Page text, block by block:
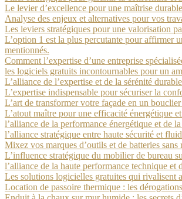
Le levier d’excellence pour une maîtrise
Analyse des enjeux et alternatives pour vos
Les leviers stratégiques pour une valorisation
L’option 1 est la plus percutante pour affirmer
mentionnés.
Comment l’expertise d’une entreprise
les logiciels gratuits incontournables pour un
L’alliance de l’expertise et de la sérénité durable
L’expertise indispensable pour sécuriser la
L’art de transformer votre façade en un
L’atout maître pour une efficacité énergétique
l’alliance de la performance énergétique et de
l’alliance stratégique entre haute sécurité et
Mixez vos marques d’outils et de batteries sans
L’influence stratégique du mobilier de bureau
l’alliance de la haute performance technique et
Les solutions logicielles gratuites qui rivalisent
Location de passoire thermique : les